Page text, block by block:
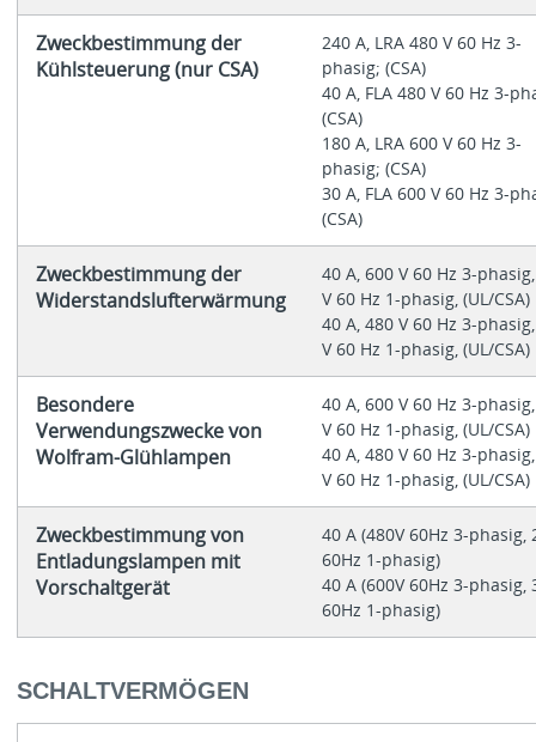
Zweckbestimmung der
Kühlsteuerung (nur CSA)
240 A, LRA 480 V 60 Hz 3-
phasig; (CSA)
40 A, FLA 480 V 60 Hz 3-
(CSA)
180 A, LRA 600 V 60 Hz 3-
phasig; (CSA)
30 A, FLA 600 V 60 Hz 3-
(CSA)
Zweckbestimmung der
Widerstandslufterwärmung
40 A, 600 V 60 Hz 3-
V 60 Hz 1-phasig, (UL/CSA)
40 A, 480 V 60 Hz 3-
V 60 Hz 1-phasig, (UL/CSA)
Besondere
Verwendungszwecke von
Wolfram-Glühlampen
40 A, 600 V 60 Hz 3-
V 60 Hz 1-phasig, (UL/CSA)
40 A, 480 V 60 Hz 3-
V 60 Hz 1-phasig, (UL/CSA)
Zweckbestimmung von
Entladungslampen mit
Vorschaltgerät
40 A (480V 60Hz 3-phasig,
60Hz 1-phasig)
40 A (600V 60Hz 3-phasig,
60Hz 1-phasig)
SCHALTVERMÖGEN